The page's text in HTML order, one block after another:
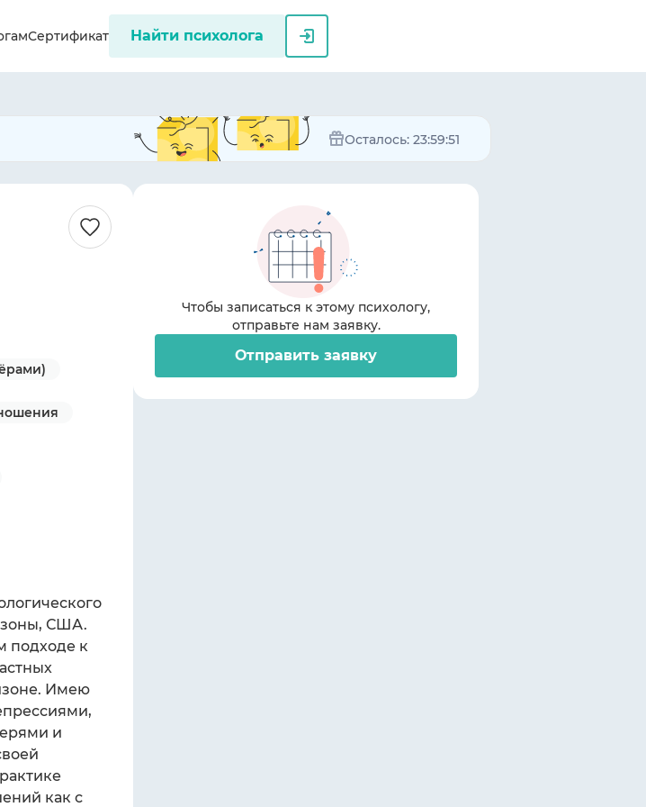
Сертификат Найти психолога
Осталось: 23:59:51
США.
подходе к
Имею
и
как с
Чтобы записаться к этому психологу,
отправьте нам заявку.
Отправить заявку